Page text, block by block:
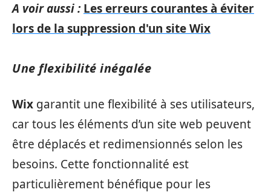
A voir aussi : Les erreurs courantes à éviter
lors de la suppression d'un site Wix
Une flexibilité inégalée
Wix garantit une flexibilité à ses utilisateurs,
car tous les éléments d’un site web peuvent
être déplacés et redimensionnés selon les
besoins. Cette fonctionnalité est
particulièrement bénéfique pour les